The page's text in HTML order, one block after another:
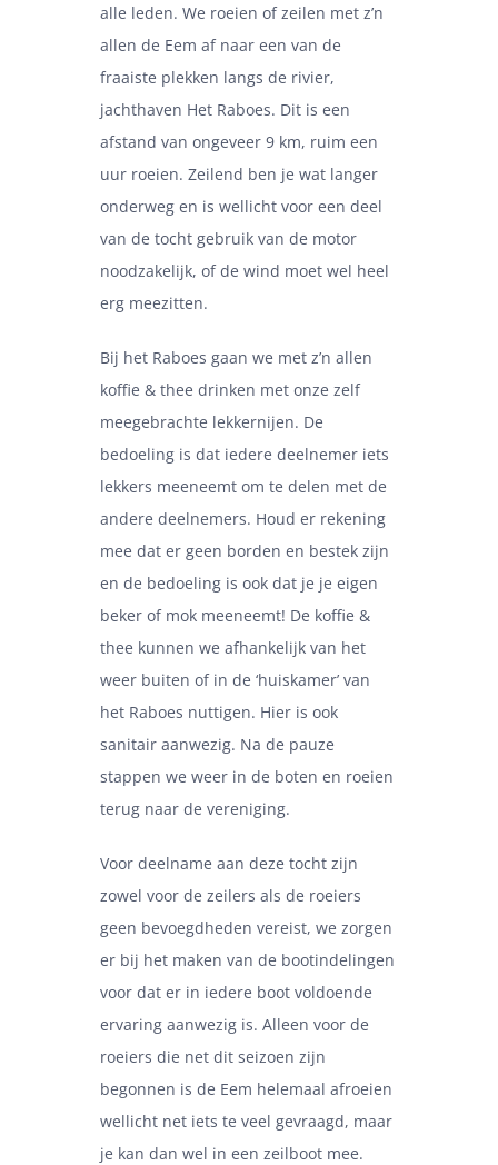
alle leden. We roeien of zeilen met z’n
allen de Eem af naar een van de
fraaiste plekken langs de rivier,
jachthaven Het Raboes. Dit is een
afstand van ongeveer 9 km, ruim een
uur roeien. Zeilend ben je wat langer
onderweg en is wellicht voor een deel
van de tocht gebruik van de motor
noodzakelijk, of de wind moet wel heel
erg meezitten.
Bij het Raboes gaan we met z’n allen
koffie & thee drinken met onze zelf
meegebrachte lekkernijen. De
bedoeling is dat iedere deelnemer iets
lekkers meeneemt om te delen met de
andere deelnemers. Houd er rekening
mee dat er geen borden en bestek zijn
en de bedoeling is ook dat je je eigen
beker of mok meeneemt! De koffie &
thee kunnen we afhankelijk van het
weer buiten of in de ‘huiskamer’ van
het Raboes nuttigen. Hier is ook
sanitair aanwezig. Na de pauze
stappen we weer in de boten en roeien
terug naar de vereniging.
Voor deelname aan deze tocht zijn
zowel voor de zeilers als de roeiers
geen bevoegdheden vereist, we zorgen
er bij het maken van de bootindelingen
voor dat er in iedere boot voldoende
ervaring aanwezig is. Alleen voor de
roeiers die net dit seizoen zijn
begonnen is de Eem helemaal afroeien
wellicht net iets te veel gevraagd, maar
je kan dan wel in een zeilboot mee.